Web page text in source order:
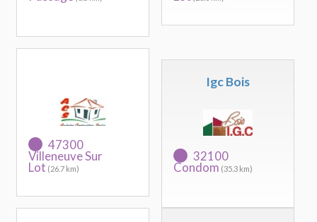
47300
Villeneuve Sur
Lot (26.7 km)
Igc Bois
32100
Condom (35.3 km)